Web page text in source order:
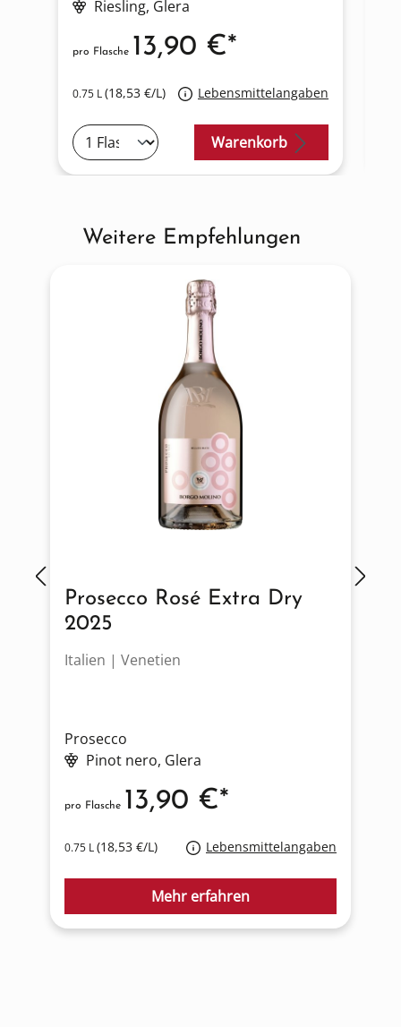
Riesling, Glera
0.75 L(18,53 €/L) Lebensmittelangaben
pro Flasche 13,90 €*
Warenkorb
Produktgalerie überspringen
Weitere Empfehlungen
Prosecco Rosé Extra Dry
2025
Italien | Venetien
Prosecco
Pinot nero, Glera
0.75 L(18,53 €/L) Lebensmittelangaben
pro Flasche 13,90 €*
Mehr erfahren